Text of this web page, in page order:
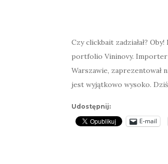
Czy clickbait zadziałał?
portfolio Vininovy. Importer
Warszawie, zaprezentował
jest wyjątkowo wysoko.
Udostępnij:
E-mail